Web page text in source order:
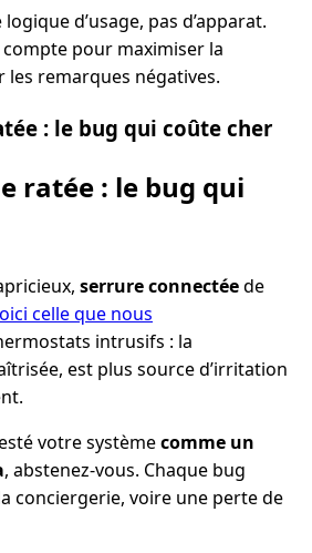
d’usage, pas d’apparat.
pour maximiser la
les remarques négatives.
: le bug qui coûte cher
ratée : le bug qui
serrure connectéede
celle que nous
intrusifs : la
est plus source d’irritation
votre systèmecomme un
, abstenez-vous. Chaque bug
conciergerie, voire une perte de